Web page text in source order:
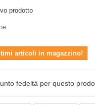
prodotto
articoli in magazzino!
fedeltà per questo